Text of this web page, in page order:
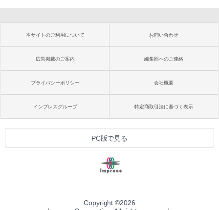
本サイトのご利用について お問い合わせ
広告掲載のご案内 編集部へのご連絡
プライバシーポリシー 会社概要
インプレスグループ 特定商取引法に基づく表示
PC版で見る
Copyright ©2026